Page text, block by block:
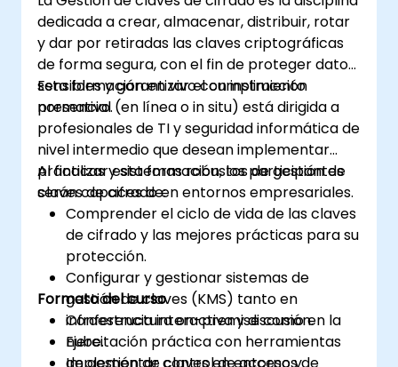
mediante herramientas de IA, lo que
permite una monitorización continua y
una gestión proactiva de riesgos.
Integrar la IA en la planificación, ejecución
e informe de las auditorías, mejorando así
la efectividad global de las auditorías de
TI.
dedicada a crear, almacenar, distribuir, rotar
y dar por retiradas las claves criptográficas
de forma segura, con el fin de proteger datos
sensibles y garantizar el cumplimiento
normativo.
Esta formación en vivo con instrucción
presencial (en línea o in situ) está dirigida a
profesionales de TI y seguridad informática de
nivel intermedio que desean implementar
prácticas y sistemas robustos de gestión de
claves de cifrado en entornos empresariales.
Al finalizar esta formación, los participantes
serán capaces de:
Comprender el ciclo de vida de las claves
de cifrado y las mejores prácticas para su
protección.
Configurar y gestionar sistemas de
gestión de claves (KMS) tanto en
infraestructura on-premise como en la
nube.
Implementar control de acceso y
Formato del curso
Conferencia interactiva y discusión.
Ejercitación práctica con herramientas
de gestión de claves en entornos de